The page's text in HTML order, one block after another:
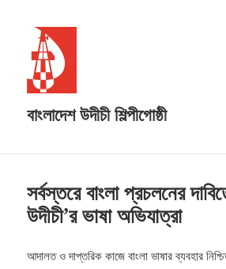
বাংলাদেশ উদীচী শিল্পীগোষ্ঠী
সর্বস্তরে বাংলা প্রচলনের
উদীচী’র ভাষা অভিযাত্রা
আদালত ও দাপ্তরিক কাজে বাংলা ভাষার ব্যবহার